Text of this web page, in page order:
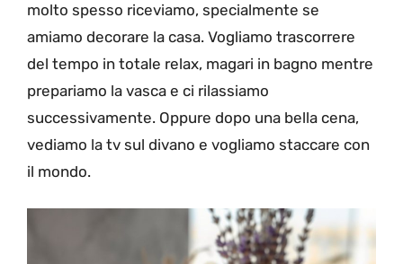
molto spesso riceviamo, specialmente se
amiamo decorare la casa. Vogliamo trascorrere
del tempo in totale relax, magari in bagno mentre
prepariamo la vasca e ci rilassiamo
successivamente. Oppure dopo una bella cena,
vediamo la tv sul divano e vogliamo staccare con
il mondo.